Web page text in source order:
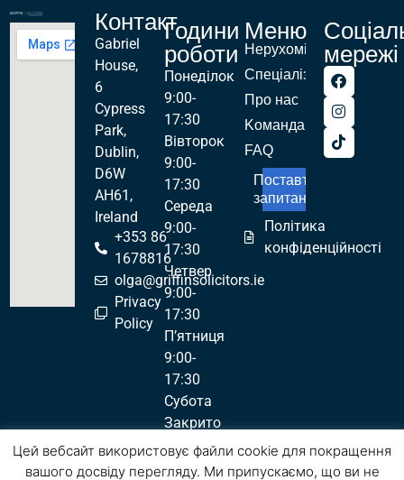
Контакт
Gabriel
House,
6
Cypress
Park,
Dublin,
D6W
AH61,
Ireland
+353 86
1678816
olga@griffinsolicitors.ie
Privacy
Policy
Години
роботи
Понеділок
9:00-
17:30
Вівторок
9:00-
17:30
Середа
9:00-
17:30
Четвер
9:00-
17:30
П’ятниця
9:00-
17:30
Субота
Закрито
Неділя
Закрито
Меню
Нерухомість
Спеціалізації
Про нас
Kоманда
FAQ
Поставте
запитання!
Політика
конфіденційності
мережі
Цей вебсайт використовує файли cookie для покращення
вашого досвіду перегляду. Ми припускаємо, що ви не